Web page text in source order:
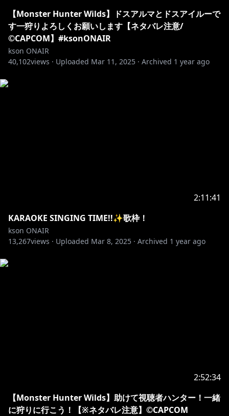
【Monster Hunter Wilds】ドスアルマとドスアイルーで
す一狩りよろしくお願いします【ネタバレ注意/
©CAPCOM】#ksonONAIR
kson ONAIR
40,102views · Uploaded Mar 11, 2025 · Archived 1 year ago
2:11:41
KARAOKE SINGING TIME!!✨歌枠！
kson ONAIR
13,267views · Uploaded Mar 8, 2025 · Archived 1 year ago
2:52:34
【Monster Hunter Wilds】助けて視聴者ハンター！一緒
に狩りに行こう！【※ネタバレ注意】©CAPCOM